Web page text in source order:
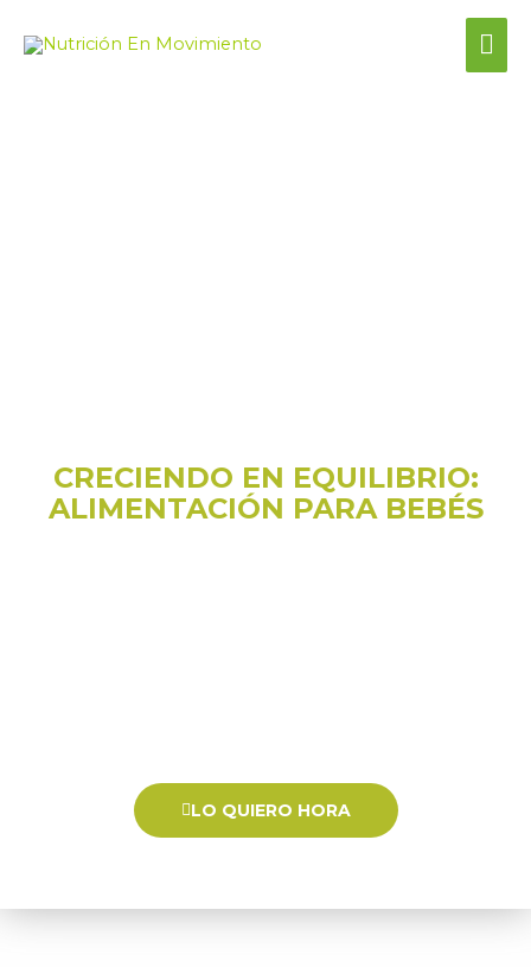
CRECIENDO EN EQUILIBRIO:
ALIMENTACIÓN PARA BEBÉS
LO QUIERO HORA